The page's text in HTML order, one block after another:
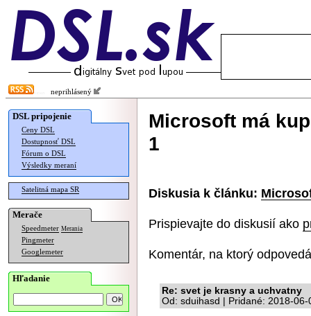
neprihlásený
DSL pripojenie
Ceny DSL
Dostupnosť DSL
Fórum o DSL
Výsledky meraní
Satelitná mapa SR
Merače
Speedmeter Merania
Pingmeter
Googlemeter
Hľadanie
Microsoft má
1
Diskusia k článku:
Prispievajte do diskusií ako
Komentár, na ktorý
Re: svet je krasny a uchvatny
Od: sduihasd | Pridané: 2018-